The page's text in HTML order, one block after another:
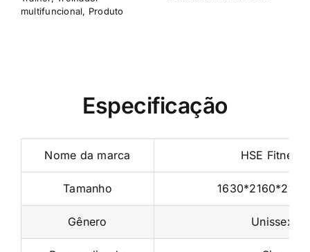
Nome da marca
Tamanho
Gênero Unissex
Personalizado Sim
Aplicativo Uso